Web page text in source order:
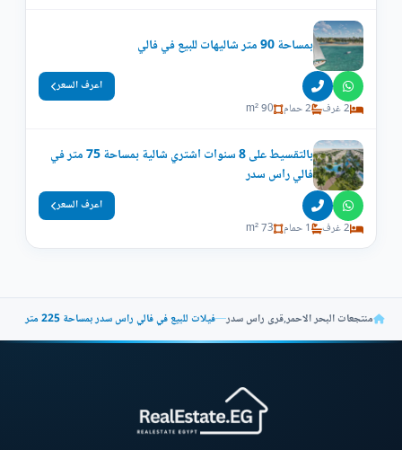
بمساحة 90 متر شاليهات للبيع في فالي
2 غرف 2 حمام 90 m²
اعرف السعر
بالتقسيط على 8 سنوات اشتري شالية بمساحة 75 متر في
فالي راس سدر
2 غرف 1 حمام 73 m²
اعرف السعر
منتجعات البحر الاحمر,قرى راس سدر—فيلات للبيع في فالي راس سدر بمساحة 225 متر